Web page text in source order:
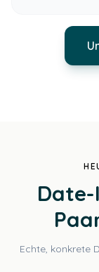
Echte, konkrete